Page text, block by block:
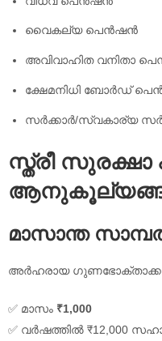
വൈകല്യ പെൻഷൻ
അവിവാഹിത വനിതാ
ക്ഷേമനിധി ബോർഡ്
സർക്കാർ/സ്വകാര്യ
സ്ത്രീ സുരക്ഷാ
മാസാന്ത
അർഹരായ
✅ മാസം ₹1,000
✅ വർഷത്തിൽ ₹12,000